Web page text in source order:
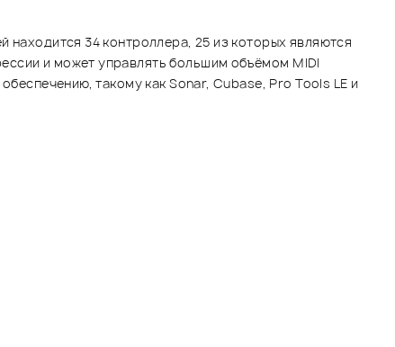
34 контроллера, 25 из которых являются
и может управлять большим объёмом MIDI
такому как Sonar, Cubase, Pro Tools LE и